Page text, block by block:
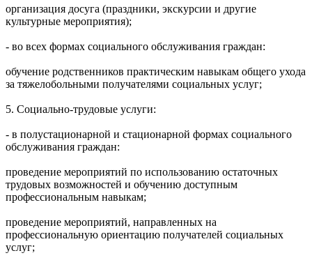
организация досуга (праздники, экскурсии и другие
культурные мероприятия);
- во всех формах социального обслуживания граждан:
обучение родственников практическим навыкам общего ухода
за тяжелобольными получателями социальных услуг;
5. Социально-трудовые услуги:
- в полустационарной и стационарной формах социального
обслуживания граждан:
проведение мероприятий по использованию остаточных
трудовых возможностей и обучению доступным
профессиональным навыкам;
проведение мероприятий, направленных на
профессиональную ориентацию получателей социальных
услуг;